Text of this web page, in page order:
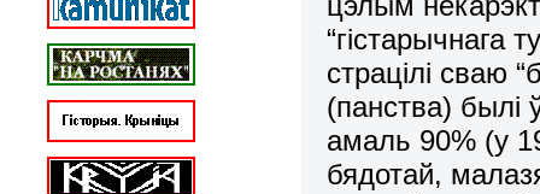
“гістарычнага
страцілі сваю
(панства) былі
амаль 90% (у
бядотай,